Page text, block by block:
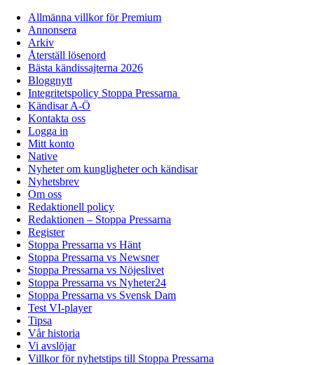
Allmänna villkor för Premium
Annonsera
Arkiv
Återställ lösenord
Bästa kändissajterna 2026
Bloggnytt
Integritetspolicy Stoppa Pressarna
Kändisar A-Ö
Kontakta oss
Logga in
Mitt konto
Native
Nyheter om kungligheter och kändisar
Nyhetsbrev
Om oss
Redaktionell policy
Redaktionen – Stoppa Pressarna
Register
Stoppa Pressarna vs Hänt
Stoppa Pressarna vs Newsner
Stoppa Pressarna vs Nöjeslivet
Stoppa Pressarna vs Nyheter24
Stoppa Pressarna vs Svensk Dam
Test VI-player
Tipsa
Vår historia
Vi avslöjar
Villkor för nyhetstips till Stoppa Pressarna